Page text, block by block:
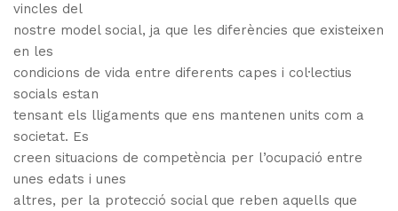
vincles del
nostre model social, ja que les diferències que existeixen
en les
condicions de vida entre diferents capes i col·lectius
socials estan
tensant els lligaments que ens mantenen units com a
societat. Es
creen situacions de competència per l’ocupació entre
unes edats i unes
altres, per la protecció social que reben aquells que